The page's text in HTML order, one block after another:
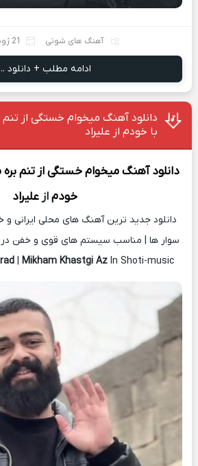
آهنگ های شوتی 21 ژوئن 2026
ادامه مطلب + دانلود ...
دانلود آهنگ میخوام خستگی از
با خودم از علیراد
دانلود آهنگمیخوام خستگی از تنم
خودمازعلیراد
دانلود جدید ترین آهنگ های محلی ایرانی و
سوار ها | مناسب سیستم های قوی و خفن
| Mikham Khastgi Az In Shoti-music